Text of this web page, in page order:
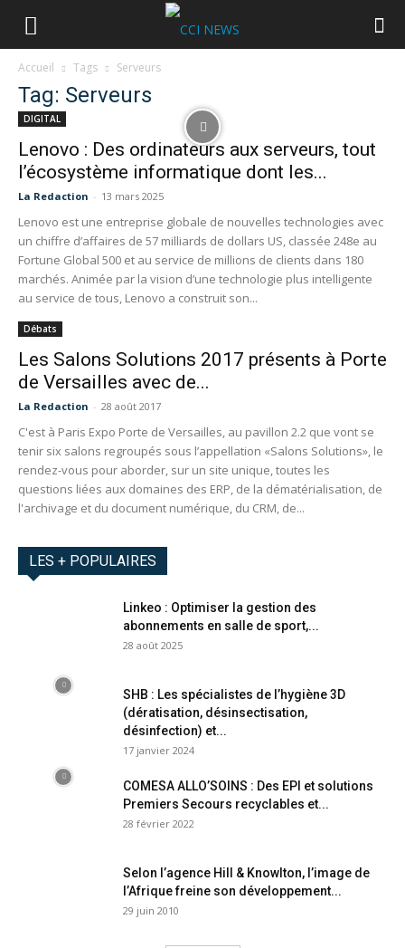
Accueil Tags Serveurs
Tag: Serveurs
DIGITAL
Lenovo : Des ordinateurs aux serveurs, tout
l’écosystème informatique dont les...
La Redaction - 13 mars 2025
Lenovo est une entreprise globale de nouvelles technologies avec
un chiffre d’affaires de 57 milliards de dollars US, classée 248e au
Fortune Global 500 et au service de millions de clients dans 180
marchés. Animée par la vision d’une technologie plus intelligente
au service de tous, Lenovo a construit son...
Débats
Les Salons Solutions 2017 présents à Porte
de Versailles avec de...
La Redaction - 28 août 2017
C'est à Paris Expo Porte de Versailles, au pavillon 2.2 que vont se
tenir six salons regroupés sous l’appellation «Salons Solutions», le
rendez-vous pour aborder, sur un site unique, toutes les
questions liées aux domaines des ERP, de la dématérialisation, de
l'archivage et du document numérique, du CRM, de...
LES + POPULAIRES
Linkeo : Optimiser la gestion des
abonnements en salle de sport,...
28 août 2025
SHB : Les spécialistes de l’hygiène 3D
(dératisation, désinsectisation,
désinfection) et...
17 janvier 2024
COMESA ALLO’SOINS : Des EPI et solutions
Premiers Secours recyclables et...
28 février 2022
Selon l’agence Hill & Knowlton, l’image de
l’Afrique freine son développement...
29 juin 2010